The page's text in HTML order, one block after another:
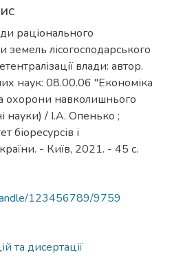
раціонального
лісогосподарського
влади: автор.
наук: 08.00.06 "Економіка
охорони навколишнього
науки) / І.А. Опенько ;
біоресурсів і
- Київ, 2021. - 45 с.
123456789/9759
та дисертації